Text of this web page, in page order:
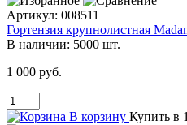
Артикул: 008511
Гортензия крупнолистная
В наличии: 5000 шт.
1 000 руб.
В корзину Купить в